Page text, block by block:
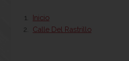
Inicio
Calle Del Rastrillo